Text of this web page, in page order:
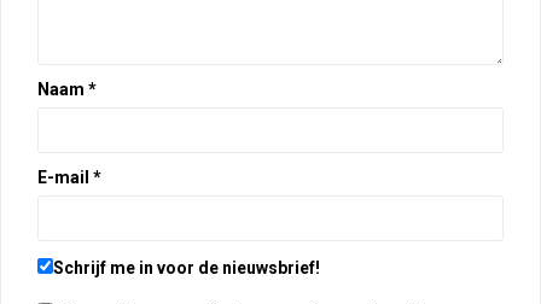
Naam *
E-mail *
Schrijf me in voor de nieuwsbrief!